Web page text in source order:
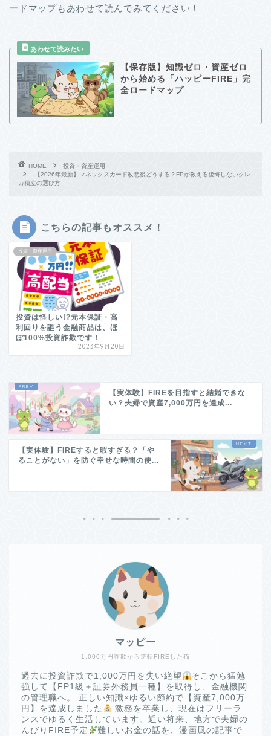
ードマップもあわせて読んでみてください！
【保存版】知識ゼロ・資産ゼロ
から始める「ハッピーFIRE」完
全ロードマップ
HOME
投資・資産運用
【2026年最新】マネックスカード改悪後どうする？FPが教える後悔しないクレ
カ積立の選び方
こちらの記事もオススメ！
投資・資産運用
投資は怪しい!?元本保証・高
利回りを謳う金融商品は、ほ
ぼ100%投資詐欺です！
2023年9月20日
【実体験】FIREを目指すと結婚できな
い？夫婦で資産7,000万円を達成...
【実体験】FIREすると暇すぎる？「や
ることがない」を防ぐ幸せな時間の使...
1,000万円詐欺から逆転FIREした猫
マッピー
過去に投資詐欺で1,000万円を失い絶望
そこから猛勉
強して【FP1級＋証券外務員一種】を取得し、金融機関
の管理職へ。 正しい知識×ゆるい節約で【資産7,000万
円】を達成しました
激務を卒業し、現在はフリーラ
ンスでゆるく生活しています。近い将来、地方で夫婦の
んびりFIRE予定
難しいお金の話を、漫画風の記事で